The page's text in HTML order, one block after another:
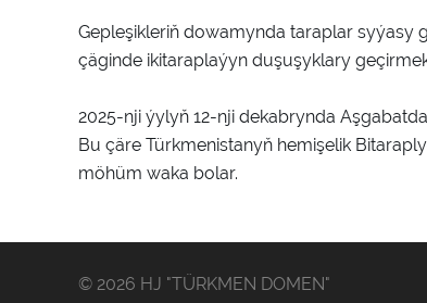
Gepleşikleriň dowamynda taraplar syýasy
çäginde ikitaraplaýyn duşuşyklary
2025-nji ýylyň 12-nji dekabrynda
Bu çäre Türkmenistanyň hemişelik
möhüm waka bolar.
© 2026 HJ "TÜRKMEN DOMEN"